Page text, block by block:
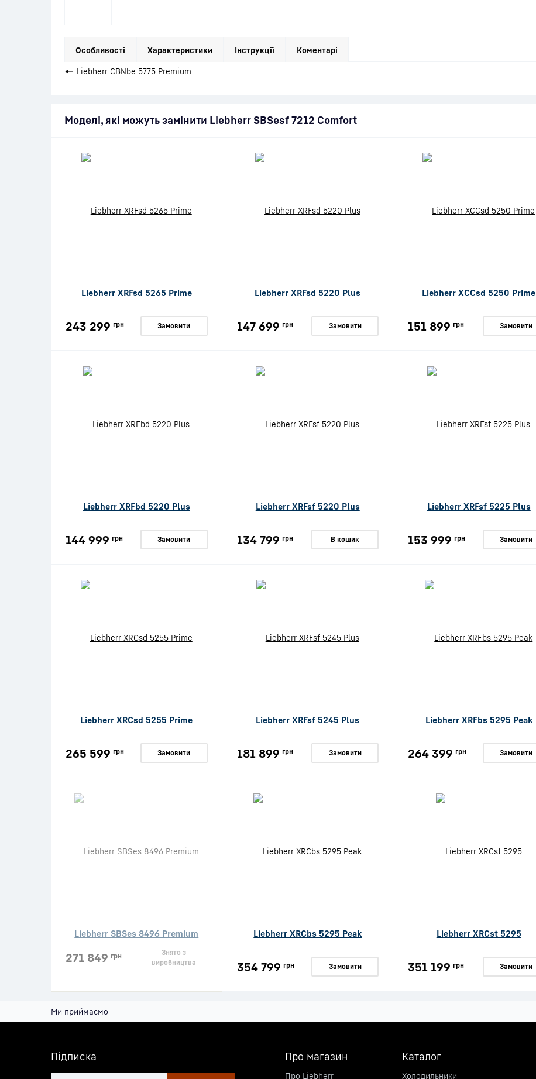
Особливості Характеристики Інструкції Коментарі
← Liebherr CBNbe 5775 Premium
Моделі, які можуть замінити Liebherr SBSesf 7212 Comfort
Liebherr XRFsd 5265 Prime
243 299 грн Замовити
Liebherr XRFsd 5220 Plus
147 699 грн Замовити
Liebherr XCCsd 5250 Prime
151 899 грн Замовити
Liebherr XRFbd 5220 Plus
144 999 грн Замовити
Liebherr XRFsf 5220 Plus
134 799 грн В кошик
Liebherr XRFsf 5225 Plus
153 999 грн Замовити
Liebherr XRCsd 5255 Prime
265 599 грн Замовити
Liebherr XRFsf 5245 Plus
181 899 грн Замовити
Liebherr XRFbs 5295 Peak
264 399 грн Замовити
Liebherr SBSes 8496 Premium
271 849 грн
Знято з
виробництва
Liebherr XRCbs 5295 Peak
354 799 грн Замовити
Liebherr XRCst 5295
351 199 грн Замовити
Ми приймаємо
Підписка Про магазин
Про Liebherr
Каталог
Холодильники